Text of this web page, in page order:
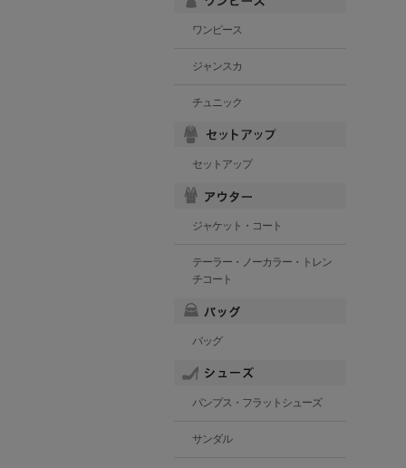
ワンピース
ジャンスカ
チュニック
セットアップ
ジャケット・コート
テーラー・ノーカラー・トレン
チコート
バッグ
パンプス・フラットシューズ
サンダル